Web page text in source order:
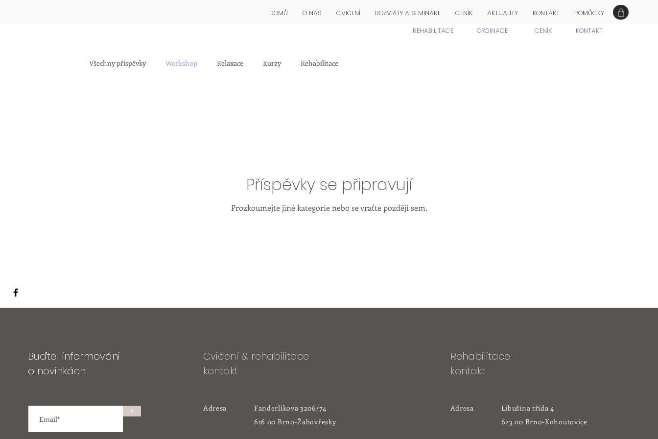
DOMŮ O NÁS CVIČENÍ ROZVRHY A SEMINÁŘE CENÍK AKTUALITY KONTAKT
POMŮCKY
REHABILITACE
ORDINACE CENÍK KONTAKT
Všechny příspěvky Workshop Relaxace Kurzy Rehabilitace
Příspěvky se připravují
Prozkoumejte jiné kategorie nebo se vraťte později sem.
Buďte informováni
o novinkách
>
Cvičení & rehabilitace
kontakt
Adresa
Fanderlíkova 3206/74
616 00 Brno-Žabovřesky
Rehabilitace
kontakt
Adresa
Libušina třída 4
623 00 Brno-Kohoutovice